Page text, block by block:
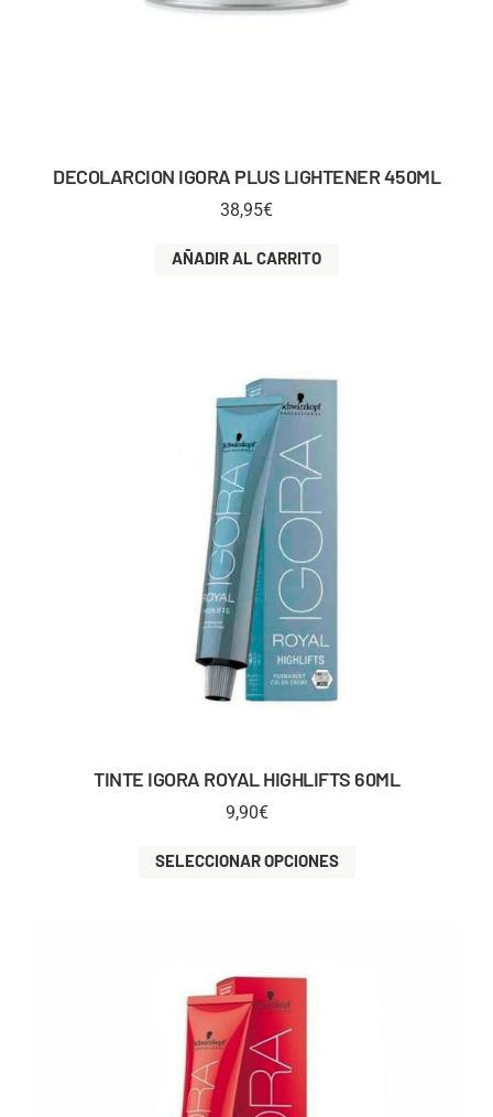
DECOLARCION IGORA PLUS LIGHTENER 450ML
38,95€
AÑADIR AL CARRITO
TINTE IGORA ROYAL HIGHLIFTS 60ML
9,90€
SELECCIONAR OPCIONES